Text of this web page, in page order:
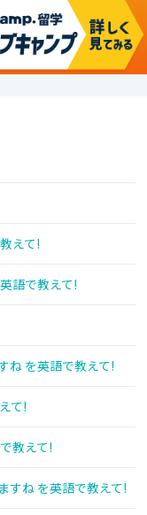
えて!
語で教えて!
ね を英語で教えて!
て!
教えて!
すね を英語で教えて!